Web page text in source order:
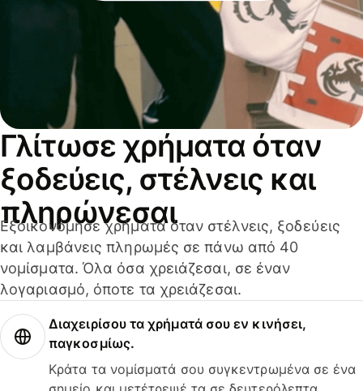
Γλίτωσε χρήματα όταν
ξοδεύεις, στέλνεις και
πληρώνεσαι
Εξοικονόμησε χρήματα όταν στέλνεις, ξοδεύεις
και λαμβάνεις πληρωμές σε πάνω από 40
νομίσματα. Όλα όσα χρειάζεσαι, σε έναν
λογαριασμό, όποτε τα χρειάζεσαι.
Διαχειρίσου τα χρήματά σου εν κινήσει,
παγκοσμίως.
Κράτα τα νομίσματά σου συγκεντρωμένα σε ένα